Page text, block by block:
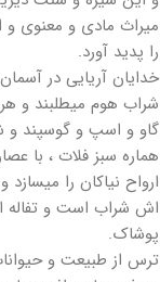
میراث مادی و معنوی و
را پدید آورد.
خدایان آریایی در
شراب هوم میطلبند و
هماره سبز فلات ، با
ارواح نیاکان را
اش شراب است و تفاله
پوشاک.
ترس از طبیعت و